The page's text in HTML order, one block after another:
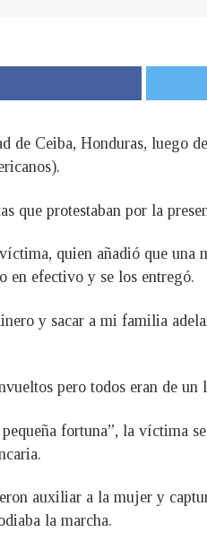
de Ceiba, Honduras, luego
que protestaban por la
quien añadió que
en efectivo y se los entregó.
y sacar a mi familia
pero todos eran de un
fortuna”, la víctima
auxiliar a la mujer y
la marcha.